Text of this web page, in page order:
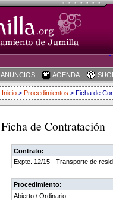
ANUNCIOS AGENDA
Inicio > Procedimientos > Ficha de
Ficha de Contratación
Contrato:
Expte. 12/15 - Transporte de
Procedimiento:
Abierto / Ordinario